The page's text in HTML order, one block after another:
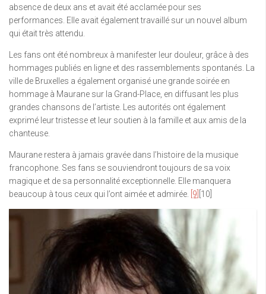
absence de deux ans et avait été acclamée pour ses
performances. Elle avait également travaillé sur un nouvel album
qui était très attendu.
Les fans ont été nombreux à manifester leur douleur, grâce à des
hommages publiés en ligne et des rassemblements spontanés. La
ville de Bruxelles a également organisé une grande soirée en
hommage à Maurane sur la Grand-Place, en diffusant les plus
grandes chansons de l’artiste. Les autorités ont également
exprimé leur tristesse et leur soutien à la famille et aux amis de la
chanteuse.
Maurane restera à jamais gravée dans l’histoire de la musique
francophone. Ses fans se souviendront toujours de sa voix
magique et de sa personnalité exceptionnelle. Elle manquera
beaucoup à tous ceux qui l’ont aimée et admirée. [9] [10]